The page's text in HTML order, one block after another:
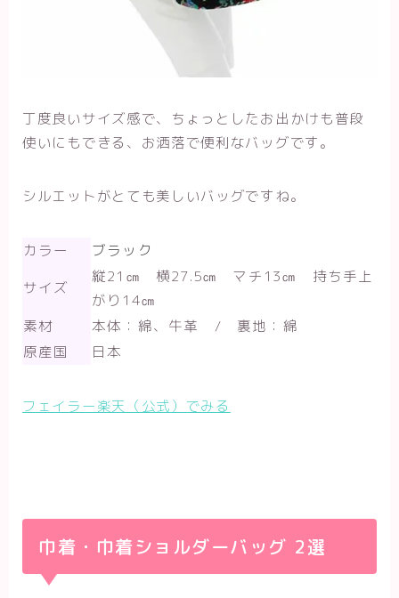
丁度良いサイズ感で、ちょっとしたお出かけも普段
使いにもできる、お洒落で便利なバッグです。
シルエットがとても美しいバッグですね。
カラー
ブラック
サイズ
縦21㎝ 横27.5㎝ マチ13㎝ 持ち手上
がり14㎝
素材
本体：綿、牛革 / 裏地：綿
原産国
日本
フェイラー楽天（公式）でみる
巾着・巾着ショルダーバッグ 2選